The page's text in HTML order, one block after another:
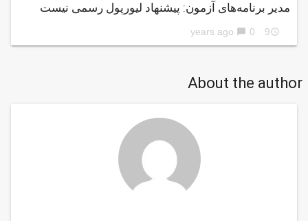
مدیر برنامه‌های آزمون: پیشنهاد لیورپول رسمی نیست
access_time
9 years ago
chat_bubble 0
About the author